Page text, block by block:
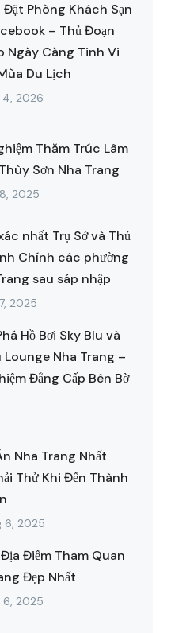
Đặt Phòng Khách Sạn
– Thủ Đoạn
Ngày Càng Tinh Vi
Du Lịch
4, 2026
Thăm Trúc Lâm
Sơn Nha Trang
2025
nhất Trụ Sở và Thủ
Chính các phường
sau sáp nhập
2025
Hồ Bơi Sky Blu và
Lounge Nha Trang –
Đẳng Cấp Bên Bờ
Nha Trang Nhất
Thử Khi Đến Thành
6, 2025
Điểm Tham Quan
Đẹp Nhất
6, 2025